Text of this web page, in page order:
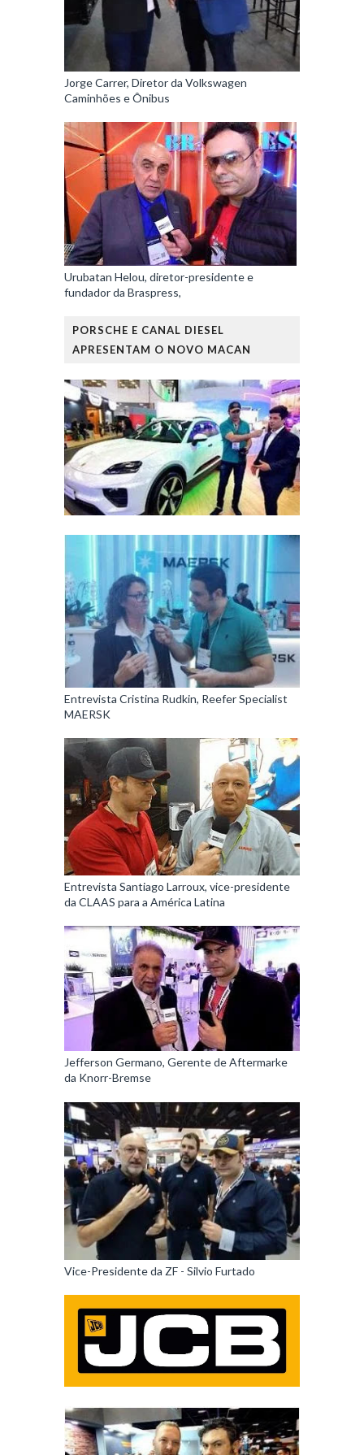
Jorge Carrer, Diretor da Volkswagen
Caminhões e Ônibus
Urubatan Helou, diretor-presidente e
fundador da Braspress,
PORSCHE E CANAL DIESEL
APRESENTAM O NOVO MACAN
Entrevista Cristina Rudkin, Reefer Specialist
MAERSK
Entrevista Santiago Larroux, vice-presidente
da CLAAS para a América Latina
Jefferson Germano, Gerente de Aftermarke
da Knorr-Bremse
Vice-Presidente da ZF - Silvio Furtado